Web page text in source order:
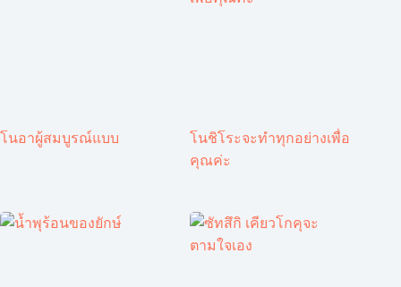
โนอาผู้สมบูรณ์แบบ
โนชิโระจะทำทุกอย่างเพื่อ
คุณค่ะ